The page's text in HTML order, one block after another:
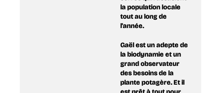
la population locale
tout au long de
l'année.
Gaël est un adepte de
la biodynamie et un
grand observateur
des besoins de la
plante potagère. Et il